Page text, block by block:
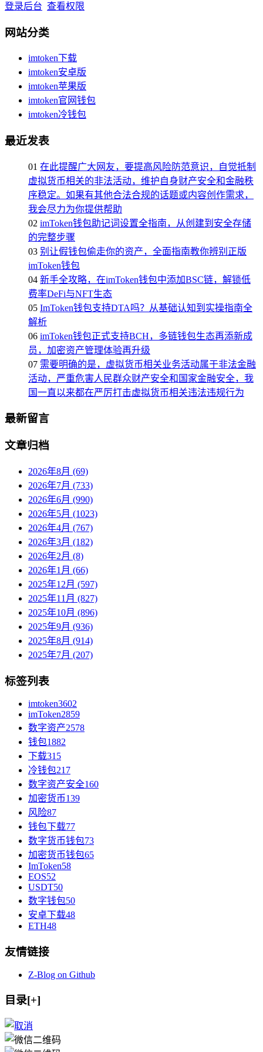
登录后台 查看权限
网站分类
imtoken下载
imtoken安卓版
imtoken苹果版
imtoken官网钱包
imtoken冷钱包
最近发表
01 在此提醒广大网友，要提高风险防范意识，自觉抵制
虚拟货币相关的非法活动，维护自身财产安全和金融秩
序稳定。如果有其他合法合规的话题或内容创作需求，
我会尽力为你提供帮助
02 imToken钱包助记词设置全指南，从创建到安全存储
的完整步骤
03 别让假钱包偷走你的资产，全面指南教你辨别正版
imToken钱包
04 新手全攻略，在imToken钱包中添加BSC链，解锁低
费率DeFi与NFT生态
05 ImToken钱包支持DTA吗？从基础认知到实操指南全
解析
06 imToken钱包正式支持BCH，多链钱包生态再添新成
员，加密资产管理体验再升级
07 需要明确的是，虚拟货币相关业务活动属于非法金融
活动，严重危害人民群众财产安全和国家金融安全，我
国一直以来都在严厉打击虚拟货币相关违法违规行为
最新留言
文章归档
2026年8月 (69)
2026年7月 (733)
2026年6月 (990)
2026年5月 (1023)
2026年4月 (767)
2026年3月 (182)
2026年2月 (8)
2026年1月 (66)
2025年12月 (597)
2025年11月 (827)
2025年10月 (896)
2025年9月 (936)
2025年8月 (914)
2025年7月 (207)
标签列表
imtoken3602
imToken2859
数字资产2578
钱包1882
下载315
冷钱包217
数字资产安全160
加密货币139
风险87
钱包下载77
数字货币钱包73
加密货币钱包65
ImToken58
EOS52
USDT50
数字钱包50
安卓下载48
ETH48
友情链接
Z-Blog on Github
目录[+]